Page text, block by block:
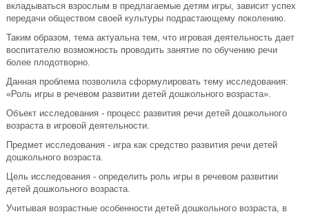
вкладываться взрослым в предлагаемые детям игры, зависит успех
передачи обществом своей культуры подрастающему поколению.
Таким образом, тема актуальна тем, что игровая деятельность дает
воспитателю возможность проводить занятие по обучению речи
более плодотворно.
Данная проблема позволила сформулировать тему исследования:
«Роль игры в речевом развитии детей дошкольного возраста».
Объект исследования - процесс развития речи детей дошкольного
возраста в игровой деятельности.
Предмет исследования - игра как средство развития речи детей
дошкольного возраста.
Цель исследования - определить роль игры в речевом развитии
детей дошкольного возраста.
Учитывая возрастные особенности детей дошкольного возраста, в